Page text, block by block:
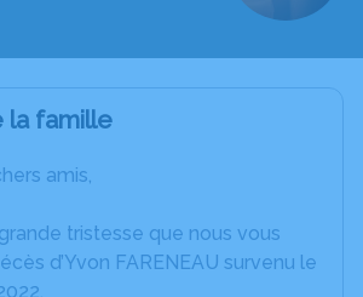
la famille
amis,
tristesse que nous vous
d’Yvon FARENEAU survenu le